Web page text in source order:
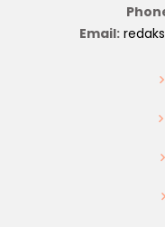
Email: